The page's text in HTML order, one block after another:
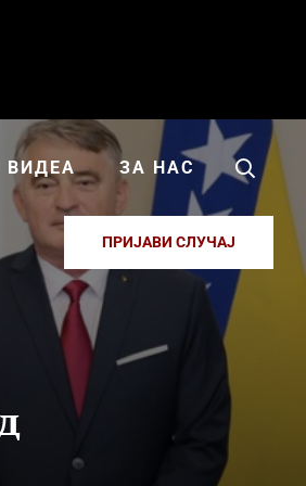
ВИДЕА ЗА НАС
ПРИЈАВИ СЛУЧАЈ